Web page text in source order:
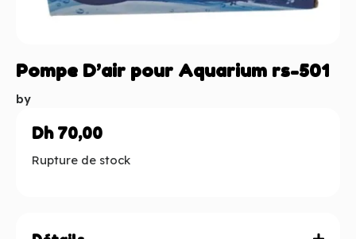
Pompe D’air pour Aquarium rs-501
by
Dh70,00
Rupture de stock